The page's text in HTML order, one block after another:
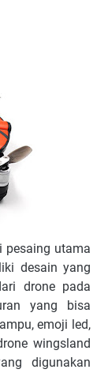
pesaing utama
desain yang
drone pada
yang bisa
emoji led,
wingsland
digunakan